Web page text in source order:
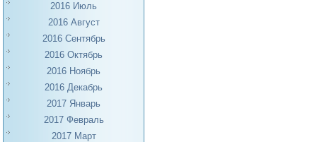
2016 Июль
2016 Август
2016 Сентябрь
2016 Октябрь
2016 Ноябрь
2016 Декабрь
2017 Январь
2017 Февраль
2017 Март